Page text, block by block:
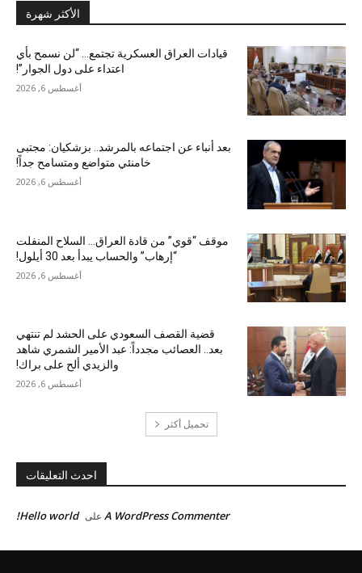
الأكثر شهرة
قيادات العراق العسكرية تجتمع… “لن نسمح بأي
اعتداء على دول الجوار”!
أغسطس 6, 2026
بعد أنباء عن اجتماعه بالمرشد.. بزشكيان: مجتبى
خامنئي متواضع ومتسامح جداً!
أغسطس 6, 2026
موقف “قوي” من قادة العراق… السلاح المنفلت
“إرهاب” والحساب يبدأ بعد 30 أيلول!
أغسطس 6, 2026
قضية القصف السعودي على الحشد لم تنتهي
بعد.. العصائب مجدداً: عبد الأمير الشمري شاهد
والزيدي ألح على براك!
أغسطس 6, 2026
تحميل أكثر
احدث التعليقات
A WordPress Commenter على Hello world!